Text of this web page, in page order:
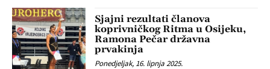
Sjajni rezultati članova
koprivničkog Ritma u Osijeku,
Ramona Pečar državna
prvakinja
Ponedjeljak, 16. lipnja 2025.